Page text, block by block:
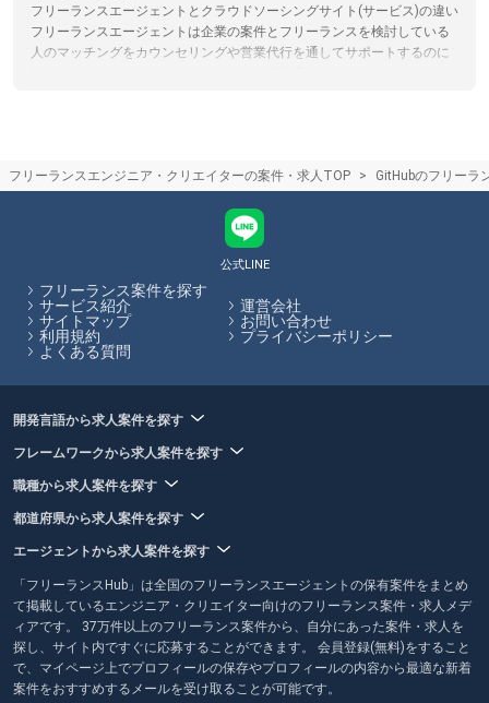
フリーランスエージェントとクラウドソーシングサイト(サービス)の違い
フリーランスエージェントは企業の案件とフリーランスを検討している
人のマッチングをカウンセリングや営業代行を通してサポートするのに
エンジニアがフリーランスエージェントを選ぶコツ
くれるエージェントもあるため、自らの希望に合った案件があるかを考
慮してエージェントを選ぶことがおすすめです。フリーランスHubで
は、フリーランスエージェントの各特徴やおすすめポイントの閲覧、エ
ージェントへの応募を一括で行うことができます。
フリーランスHubはお客様のフリーランス案件探しを最大限サポートし
ていきます。
フリーランスエンジニア・クリエイターの案件・求人TOP GitHubのフリーラ
公式LINE
フリーランス案件を探す
サービス紹介
運営会社
サイトマップ
お問い合わせ
利用規約
プライバシーポリシー
よくある質問
開発言語から求人案件を探す
フレームワークから求人案件を探す
職種から求人案件を探す
都道府県から求人案件を探す
エージェントから求人案件を探す
「フリーランスHub」は全国のフリーランスエージェントの保有案件をまとめ
て掲載しているエンジニア・クリエイター向けのフリーランス案件・求人メデ
ィアです。 37万件以上のフリーランス案件から、自分にあった案件・求人を
探し、サイト内ですぐに応募することができます。 会員登録(無料)をすること
で、マイページ上でプロフィールの保存やプロフィールの内容から最適な新着
案件をおすすめするメールを受け取ることが可能です。